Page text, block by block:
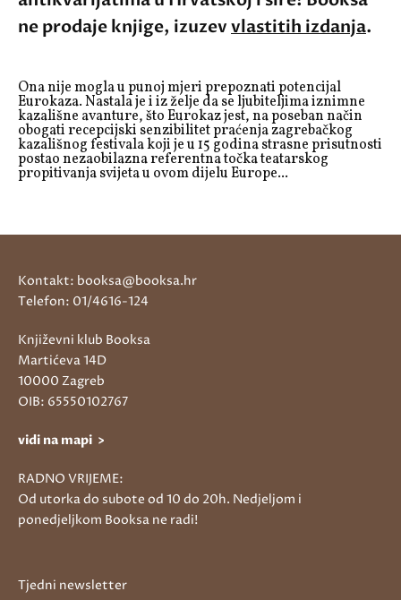
ne prodaje knjige, izuzevvlastitih izdanja.
Ona nije mogla u punoj mjeri prepoznati potencijal
Eurokaza. Nastala je i iz želje da se ljubiteljima iznimne
kazališne avanture, što Eurokaz jest, na poseban način
obogati recepcijski senzibilitet praćenja zagrebačkog
kazališnog festivala koji je u 15 godina strasne prisutnosti
postao nezaobilazna referentna točka teatarskog
propitivanja svijeta u ovom dijelu Europe...
Kontakt: booksa@booksa.hr
Telefon: 01/4616-124
Književni klub Booksa
Martićeva 14D
10000 Zagreb
OIB: 65550102767
vidi na mapi >
RADNO VRIJEME:
Od utorka do subote od 10 do 20h. Nedjeljom i
ponedjeljkom Booksa ne radi!
Tjedni newsletter